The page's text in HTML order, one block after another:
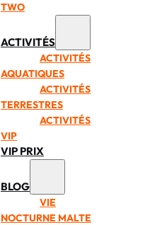
TWO
ACTIVITÉS
ACTIVITÉS
AQUATIQUES
ACTIVITÉS
TERRESTRES
ACTIVITÉS
VIP
VIP PRIX
BLOG
VIE
NOCTURNE MALTE